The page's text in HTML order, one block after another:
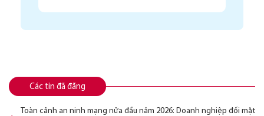
Các tin đã đăng
Toàn cảnh an ninh mạng nửa đầu năm 2026: Doanh nghiệp đối mặt